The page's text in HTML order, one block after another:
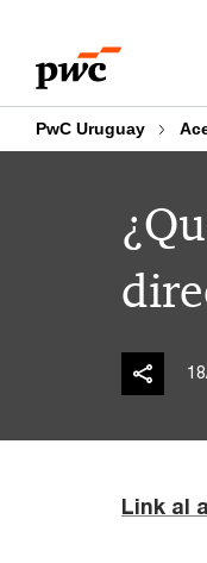
content
footer
PwC Uruguay
Link al